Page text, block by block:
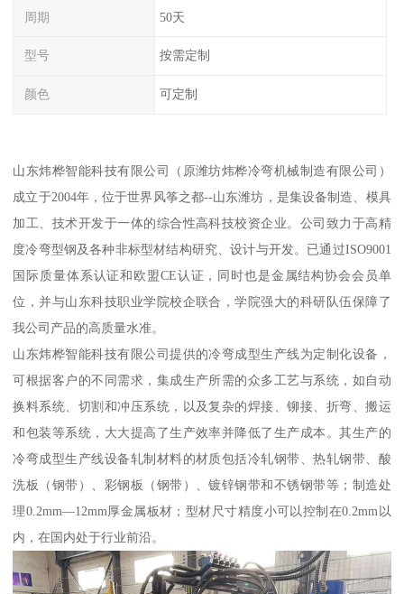
周期 50天
型号 按需定制
颜色 可定制
山东炜桦智能科技有限公司（原潍坊炜桦冷弯机械制造有限公司）
成立于2004年，位于世界风筝之都--山东潍坊，是集设备制造、模具
加工、技术开发于一体的综合性高科技校资企业。公司致力于高精
度冷弯型钢及各种非标型材结构研究、设计与开发。已通过ISO9001
国际质量体系认证和欧盟CE认证，同时也是金属结构协会会员单
位，并与山东科技职业学院校企联合，学院强大的科研队伍保障了
我公司产品的高质量水准。
山东炜桦智能科技有限公司提供的冷弯成型生产线为定制化设备，
可根据客户的不同需求，集成生产所需的众多工艺与系统，如自动
换料系统、切割和冲压系统，以及复杂的焊接、铆接、折弯、搬运
和包装等系统，大大提高了生产效率并降低了生产成本。其生产的
冷弯成型生产线设备轧制材料的材质包括冷轧钢带、热轧钢带、酸
洗板（钢带）、彩钢板（钢带）、镀锌钢带和不锈钢带等；制造处
理0.2mm—12mm厚金属板材；型材尺寸精度小可以控制在0.2mm以
内，在国内处于行业前沿。